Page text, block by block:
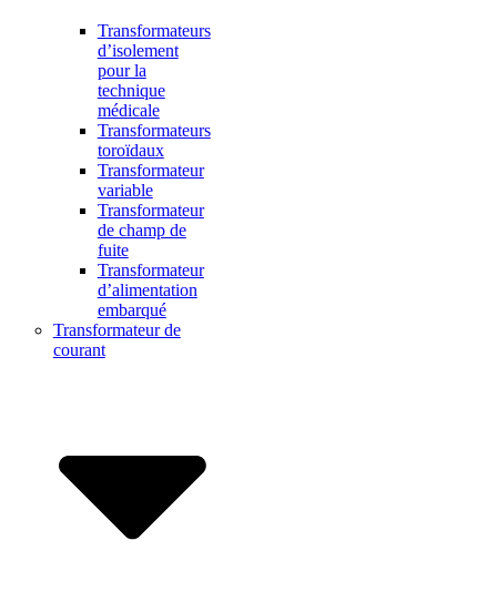
Transformateurs
d’isolement
pour la
technique
médicale
Transformateurs
toroïdaux
Transformateur
variable
Transformateur
de champ de
fuite
Transformateur
d’alimentation
embarqué
Transformateur de
courant